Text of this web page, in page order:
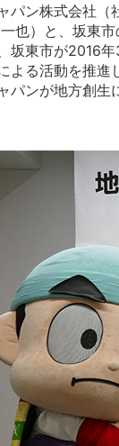
パン株式会社
也）と、坂東
坂東市が2016
よる活動を推進
パンが地方創生